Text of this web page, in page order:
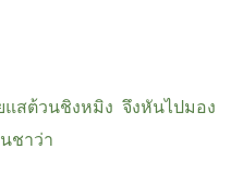
แสต้วนชิงหมิง จึงหันไปมอง
ชาว่า